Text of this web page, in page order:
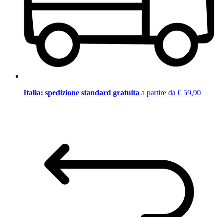
Italia: spedizione standard gratuita a partire da € 59,90